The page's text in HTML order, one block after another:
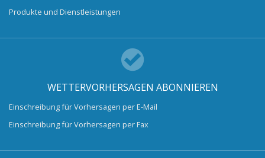
Produkte und Dienstleistungen
WETTERVORHERSAGEN ABONNIEREN
Einschreibung für Vorhersagen per E-Mail
Einschreibung für Vorhersagen per Fax